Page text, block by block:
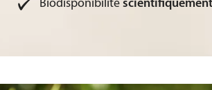
Biodisponibilité